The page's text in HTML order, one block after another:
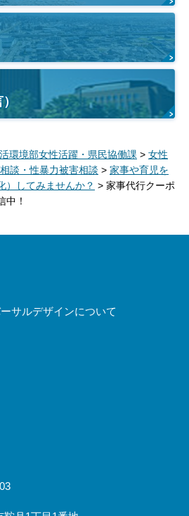
環境部女性活躍・県民協働課 > 女性
談・性暴力被害相談 > 家事や育児を
）してみませんか？ > 家事代行クーポ
中！
サルデザインについて